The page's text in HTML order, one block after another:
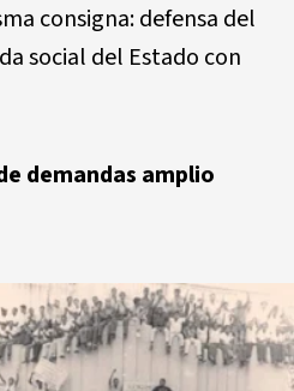
consigna: defensa del
social del Estado con
demandas amplio